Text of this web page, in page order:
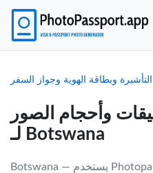
وبطاقة الهوية وجواز السفر
وأحجام الصور
لـ Botswana
Botswana — يستخدم Photopassport.app سجلًا خاصًا به من